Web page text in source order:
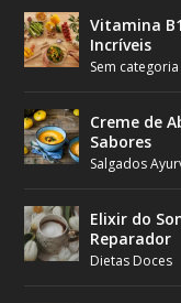
Vitamina
Incríveis
Sem categoria
Creme de
Sabores
Salgados
Elixir do
Reparador
Dietas Doces